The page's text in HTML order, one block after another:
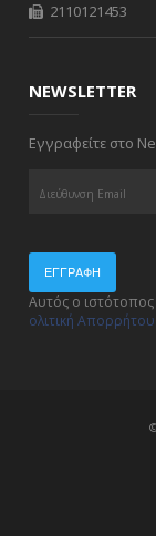
2110121453
NEWSLETTER
Εγγραφείτε στο
ΕΓΓΡΑΦΉ
Αυτός ο
ολιτική